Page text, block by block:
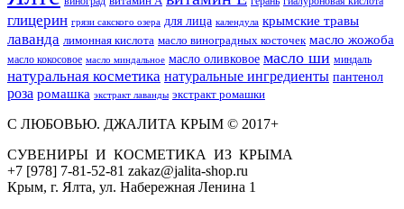
глицерин грязи сакского озера для лица календула крымские травы
лаванда лимонная кислота масло виноградных косточек масло жожоба
масло кокосовое масло миндальное масло оливковое масло ши миндаль
натуральная косметика натуральные ингредиенты пантенол
роза ромашка экстракт лаванды экстракт ромашки
С ЛЮБОВЬЮ. ДЖАЛИТА КРЫМ © 2017+
СУВЕНИРЫ И КОСМЕТИКА ИЗ КРЫМА
+7 [978] 7-81-52-81 zakaz@jalita-shop.ru
Крым, г. Ялта, ул. Набережная Ленина 1